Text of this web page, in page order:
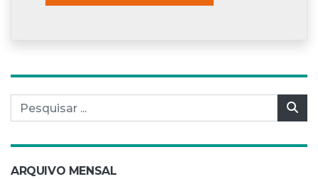
Pesquisar por:
ARQUIVO MENSAL